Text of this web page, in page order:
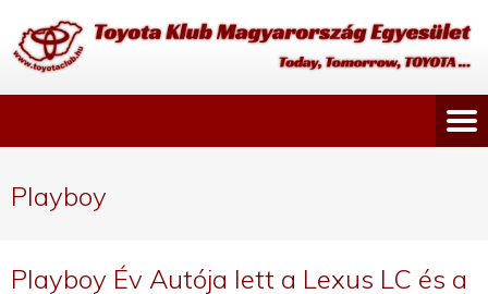
Playboy
Playboy Év Autója lett a Lexus LC és a